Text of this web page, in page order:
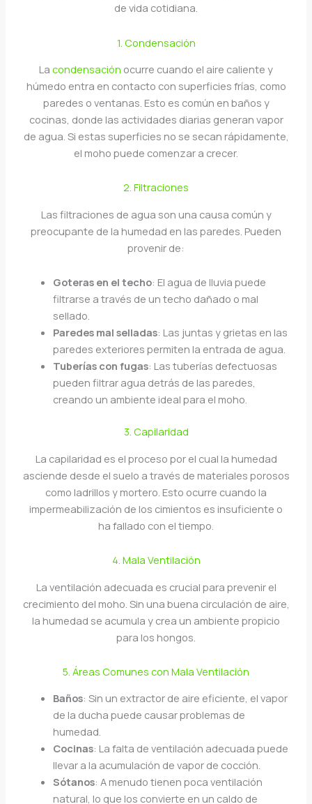
de vida cotidiana.
1. Condensación
La condensación ocurre cuando el aire caliente y
húmedo entra en contacto con superficies frías, como
paredes o ventanas. Esto es común en baños y
cocinas, donde las actividades diarias generan vapor
de agua. Si estas superficies no se secan rápidamente,
el moho puede comenzar a crecer.
2. Filtraciones
Las filtraciones de agua son una causa común y
preocupante de la humedad en las paredes. Pueden
provenir de:
Goteras en el techo: El agua de lluvia puede
filtrarse a través de un techo dañado o mal
sellado.
Paredes mal selladas: Las juntas y grietas en las
paredes exteriores permiten la entrada de agua.
Tuberías con fugas: Las tuberías defectuosas
pueden filtrar agua detrás de las paredes,
creando un ambiente ideal para el moho.
3. Capilaridad
La capilaridad es el proceso por el cual la humedad
asciende desde el suelo a través de materiales porosos
como ladrillos y mortero. Esto ocurre cuando la
impermeabilización de los cimientos es insuficiente o
ha fallado con el tiempo.
4. Mala Ventilación
La ventilación adecuada es crucial para prevenir el
crecimiento del moho. Sin una buena circulación de aire,
la humedad se acumula y crea un ambiente propicio
para los hongos.
5. Áreas Comunes con Mala Ventilación
Baños: Sin un extractor de aire eficiente, el vapor
de la ducha puede causar problemas de
humedad.
Cocinas: La falta de ventilación adecuada puede
llevar a la acumulación de vapor de cocción.
Sótanos: A menudo tienen poca ventilación
natural, lo que los convierte en un caldo de